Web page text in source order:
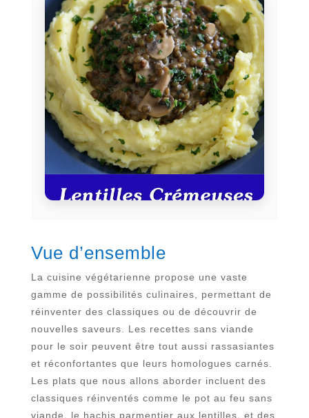
Vue d’ensemble
La cuisine végétarienne propose une vaste
gamme de possibilités culinaires, permettant de
réinventer des classiques ou de découvrir de
nouvelles saveurs. Les recettes sans viande
pour le soir peuvent être tout aussi rassasiantes
et réconfortantes que leurs homologues carnés.
Les plats que nous allons aborder incluent des
classiques réinventés comme le pot au feu sans
viande, le hachis parmentier aux lentilles, et des